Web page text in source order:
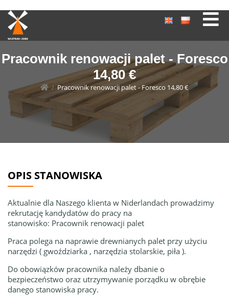
Pracownik renowacji palet - Foresco
14,80 €
/ Pracownik renowacji palet - Foresco 14,80 €
OPIS STANOWISKA
Aktualnie dla Naszego klienta w Niderlandach prowadzimy
rekrutację kandydatów do pracy na
stanowisko: Pracownik renowacji palet
Praca polega na naprawie drewnianych palet przy użyciu
narzędzi ( gwoździarka , narzędzia stolarskie, piła ).
Do obowiązków pracownika należy dbanie o
bezpieczeństwo oraz utrzymywanie porządku w obrębie
danego stanowiska pracy.